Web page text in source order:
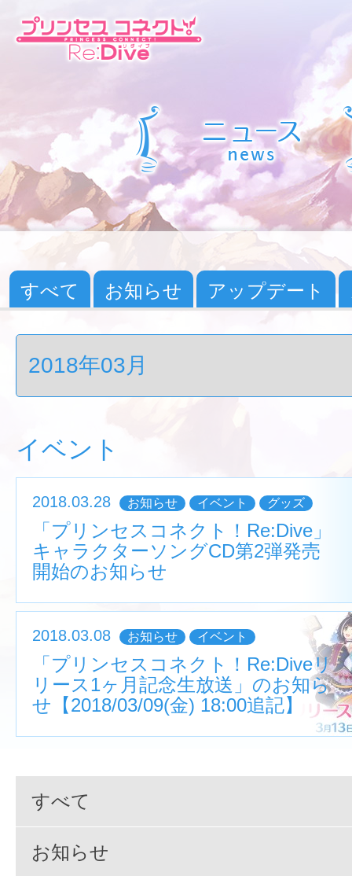
すべて お知らせ アップデート
イベント
2018.03.28 お知らせ イベント グッズ
「プリンセスコネクト！Re:Dive」
キャラクターソングCD第2弾発売
開始のお知らせ
2018.03.08 お知らせ イベント
「プリンセスコネクト！Re:Diveリ
リース1ヶ月記念生放送」のお知ら
せ【2018/03/09(金) 18:00追記】
すべて
お知らせ